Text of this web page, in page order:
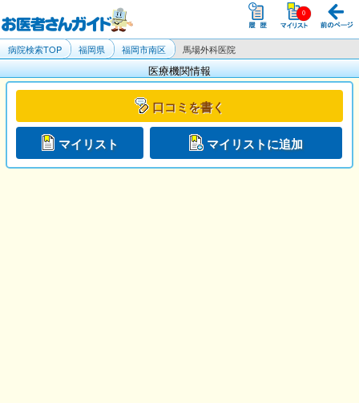
病院検索TOP 福岡県 福岡市南区 馬場外科医院
医療機関情報
口コミを書く
マイリスト マイリストに追加